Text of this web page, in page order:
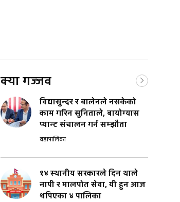
क्या गज्जव
विद्यासुन्दर र बालेनले नसकेको
काम गरिन सुनिताले, बायोग्यास
प्यान्ट संचालन गर्न सम्झौता
वडापालिका
१४ स्थानीय सरकारले दिन थाले
नापी र मालपोत सेवा, यी हुन आज
थपिएका ४ पालिका